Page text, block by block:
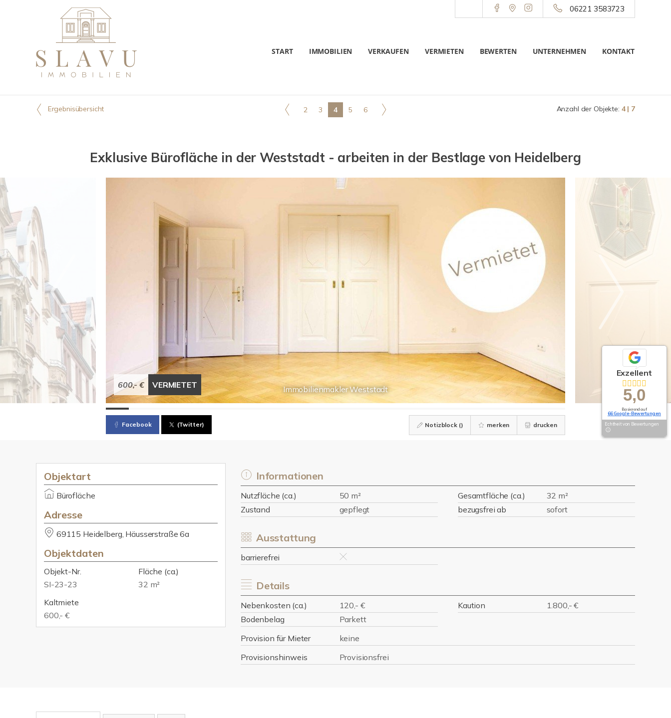
06221 3583723
START IMMOBILIEN VERKAUFEN VERMIETEN BEWERTEN UNTERNEHMEN KONTAKT
Ergebnisübersicht 2 3 4 5 6 Anzahl der Objekte: 4 | 7
Exklusive Bürofläche in der Weststadt - arbeiten in der Bestlage von Heidelberg
Immobilienmakler Weststadt
600,- € VERMIETET
Facebook (Twitter) Notizblock () merken drucken
Objektart
Bürofläche
Adresse
69115 Heidelberg, Häusserstraße 6a
Objektdaten
Objekt-Nr.
SI-23-23
Fläche (ca.)
32 m²
Kaltmiete
600,- €
Informationen
Nutzfläche (ca.) 50 m² Gesamtfläche (ca.)
32 m²
Zustand
gepflegt bezugsfrei ab sofort
Ausstattung
barrierefrei
Details
Nebenkosten (ca.) 120,- € Kaution
1.800,- €
Bodenbelag
Parkett
Provision für Mieter
keine
Provisionshinweis
Provisionsfrei
Exzellent
5,0
Basierend auf
66 Google-Bewertungen
Echtheit von Bewertungen